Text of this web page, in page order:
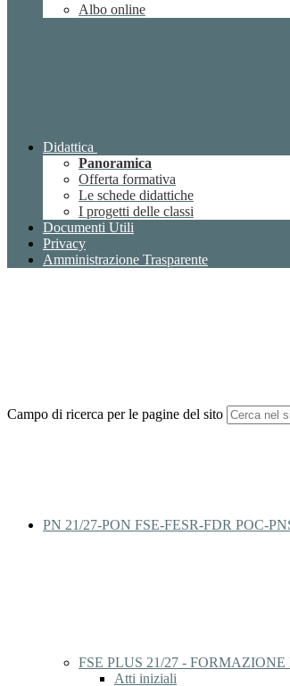
Albo online
Didattica
Panoramica
Offerta formativa
Le schede didattiche
I progetti delle classi
Documenti Utili
Privacy
Amministrazione Trasparente
Campo di ricerca per le pagine del sito
PN 21/27-PON FSE-FESR-FDR POC-
FSE PLUS 21/27 -
Atti iniziali